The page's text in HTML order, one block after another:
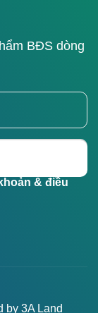
BĐS dòng
& điều
by 3A Land